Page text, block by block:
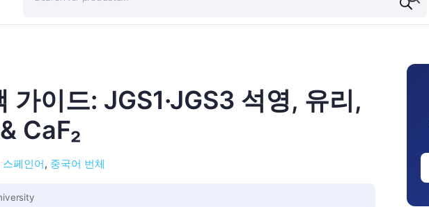
이드: JGS1·JGS3 석영, 유리,
CaF₂
스페인어 중국어 번체